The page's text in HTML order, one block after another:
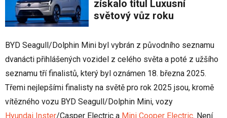
získalo titul Luxusní
světový vůz roku
BYD Seagull/Dolphin Mini byl vybrán z původního seznamu
dvanácti přihlášených vozidel z celého světa a poté z užšího
seznamu tří finalistů, který byl oznámen 18. března 2025.
Třemi nejlepšími finalisty na světě pro rok 2025 jsou, kromě
vítězného vozu BYD Seagull/Dolphin Mini, vozy
Hyundai Inster/Casper Electric a Mini Cooper Electric. Není